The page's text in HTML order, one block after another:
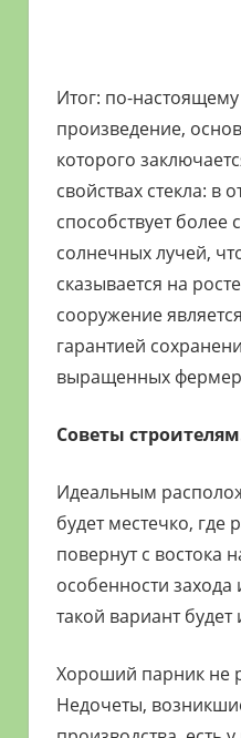
Итог: по-
произведение,
которого
свойствах стекла: в
способствует
солнечных лучей,
сказывается на
сооружение
гарантией
выращенных
Советы
Идеальным
будет местечко, где
повернут с востока
особенности захода
такой вариант
Хороший парник не
Недочеты,